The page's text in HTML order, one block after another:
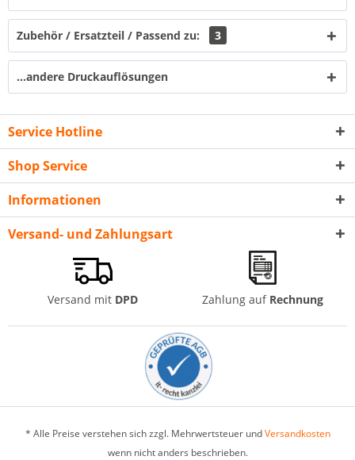
Zubehör / Ersatzteil / Passend zu: 3
...andere Druckauflösungen
Service Hotline
Shop Service
Informationen
Versand- und Zahlungsart
Versand mit DPD Zahlung auf Rechnung
* Alle Preise verstehen sich zzgl. Mehrwertsteuer undVersandkosten
wenn nicht anders beschrieben.